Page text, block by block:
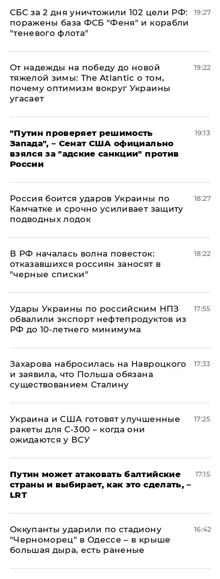
СБС за 2 дня уничтожили 102 цели РФ:
поражены база ФСБ "Феня" и корабли
"теневого флота"
19:27
От надежды на победу до новой
тяжелой зимы: The Atlantic о том,
почему оптимизм вокруг Украины
угасает
19:22
"Путин проверяет решимость
Запада", – Сенат США официально
взялся за "адские санкции" против
России
19:13
Россия боится ударов Украины по
Камчатке и срочно усиливает защиту
подводных лодок
18:27
​В РФ началась волна повесток:
отказавшихся россиян заносят в
"черные списки"
18:22
Удары Украины по российским НПЗ
обвалили экспорт нефтепродуктов из
РФ до 10-летнего минимума
17:55
​Захарова набросилась на Навроцкого
и заявила, что Польша обязана
существованием Сталину
17:33
Украина и США готовят улучшенные
ракеты для С-300 – когда они
ожидаются у ВСУ
17:25
Путин может атаковать балтийские
страны и выбирает, как это сделать, –
LRT
17:15
Оккупанты ударили по стадиону
"Черноморец" в Одессе – в крыше
большая дыра, есть раненые
16:42